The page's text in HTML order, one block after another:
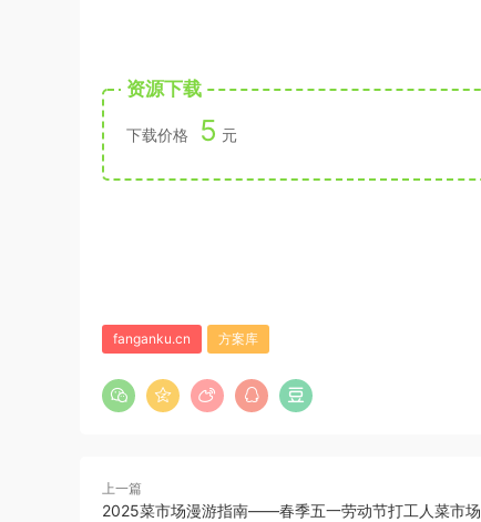
资源下载
下载价格 5 元
fanganku.cn 方案库
上一篇
2025菜市场漫游指南——春季五一劳动节打工人菜市场